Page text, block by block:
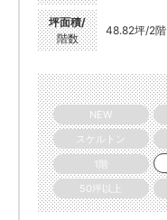
坪面積/
階数
48.82坪/2階
NEW
スケルトン
1階
50坪以上